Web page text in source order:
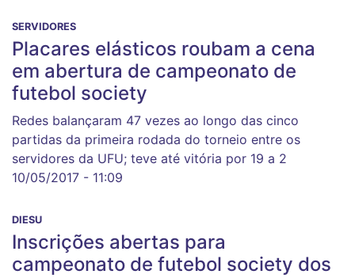
SERVIDORES
Placares elásticos roubam a cena
em abertura de campeonato de
futebol society
Redes balançaram 47 vezes ao longo das cinco
partidas da primeira rodada do torneio entre os
servidores da UFU; teve até vitória por 19 a 2
10/05/2017 - 11:09
DIESU
Inscrições abertas para
campeonato de futebol society dos